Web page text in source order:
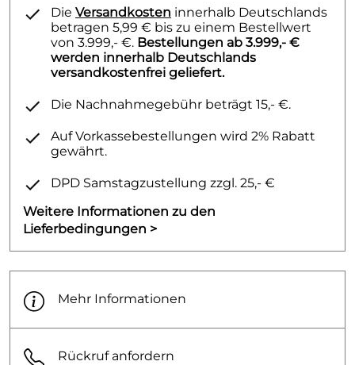
Die Versandkosten innerhalb Deutschlands
betragen 5,99 € bis zu einem Bestellwert
von 3.999,- €. Bestellungen ab 3.999,- €
werden innerhalb Deutschlands
versandkostenfrei geliefert.
Die Nachnahmegebühr beträgt 15,- €.
Auf Vorkassebestellungen wird 2% Rabatt
gewährt.
DPD Samstagzustellung zzgl. 25,- €
Weitere Informationen zu den
Lieferbedingungen >
Mehr Informationen
Rückruf anfordern